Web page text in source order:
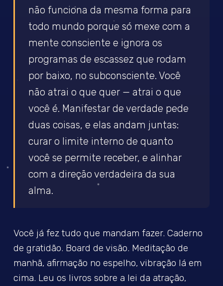
não funciona da mesma forma para
todo mundo porque só mexe com a
mente consciente e ignora os
programas de escassez que rodam
por baixo, no subconsciente. Você
não atrai o que quer — atrai o que
você é. Manifestar de verdade pede
duas coisas, e elas andam juntas:
curar o limite interno de quanto
você se permite receber, e alinhar
com a direção verdadeira da sua
alma.
Você já fez tudo que mandam fazer. Caderno
de gratidão. Board de visão. Meditação de
manhã, afirmação no espelho, vibração lá em
cima. Leu os livros sobre a lei da atração,